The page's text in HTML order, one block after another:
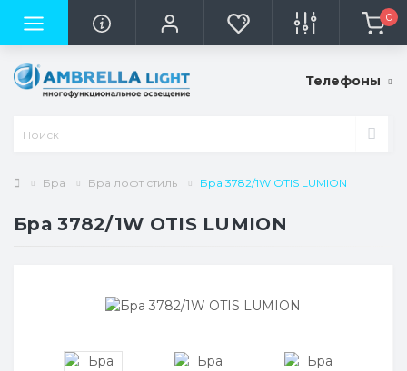
0
Телефоны
Бра Бра лофт стиль Бра 3782/1W OTIS LUMION
Бра 3782/1W OTIS LUMION